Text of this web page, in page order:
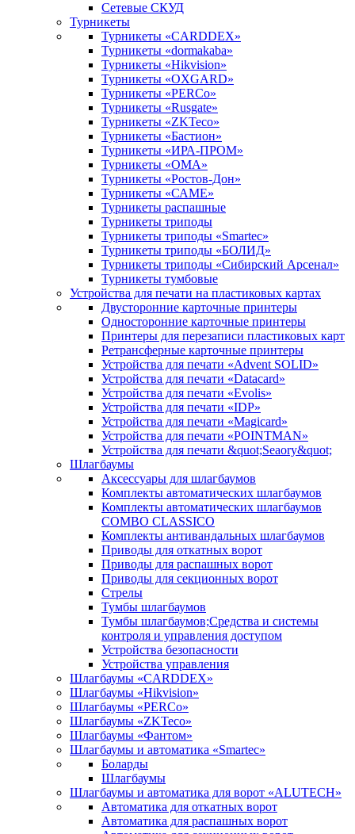
Сетевые СКУД
Турникеты
Турникеты «CARDDEX»
Турникеты «dormakaba»
Турникеты «Hikvision»
Турникеты «OXGARD»
Турникеты «PERCo»
Турникеты «Rusgate»
Турникеты «ZKTeco»
Турникеты «Бастион»
Турникеты «ИРА-ПРОМ»
Турникеты «ОМА»
Турникеты «Ростов-Дон»
Турникеты «САМЕ»
Турникеты распашные
Турникеты триподы
Турникеты триподы «Smartec»
Турникеты триподы «БОЛИД»
Турникеты триподы «Сибирский Арсенал»
Турникеты тумбовые
Устройства для печати на пластиковых картах
Двусторонние карточные принтеры
Односторонние карточные принтеры
Принтеры для перезаписи пластиковых карт
Ретрансферные карточные принтеры
Устройства для печати «Advent SOLID»
Устройства для печати «Datacard»
Устройства для печати «Evolis»
Устройства для печати «IDP»
Устройства для печати «Magicard»
Устройства для печати «POINTMAN»
Устройства для печати &quot;Seaory&quot;
Шлагбаумы
Аксессуары для шлагбаумов
Комплекты автоматических шлагбаумов
Комплекты автоматических шлагбаумов
COMBO CLASSICO
Комплекты антивандальных шлагбаумов
Приводы для откатных ворот
Приводы для распашных ворот
Приводы для секционных ворот
Стрелы
Тумбы шлагбаумов
Тумбы шлагбаумов;Средства и системы
контроля и управления доступом
Устройства безопасности
Устройства управления
Шлагбаумы «CARDDEX»
Шлагбаумы «Hikvision»
Шлагбаумы «PERCo»
Шлагбаумы «ZKTeco»
Шлагбаумы «Фантом»
Шлагбаумы и автоматика «Smartec»
Боларды
Шлагбаумы
Шлагбаумы и автоматика для ворот «ALUTECH»
Автоматика для откатных ворот
Автоматика для распашных ворот